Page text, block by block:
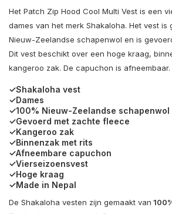
Het Patch Zip Hood Cool Multi Vest is een
dames van het merk Shakaloha. Het vest is
Nieuw-Zeelandse schapenwol en is
Dit vest beschikt over een hoge kraag,
kangeroo zak. De capuchon is afneembaar.
✓Shakaloha vest
✓Dames
✓100% Nieuw-Zeelandse schapenwol
✓Gevoerd met zachte fleece
✓Kangeroo zak
✓Binnenzak met rits
✓Afneembare capuchon
✓Vierseizoensvest
✓Hoge kraag
✓Made in Nepal
De Shakaloha vesten zijn gemaakt van